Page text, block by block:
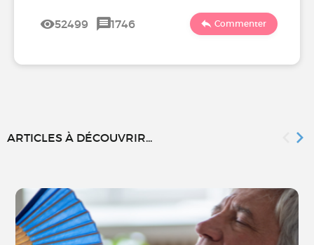
52499 1746 Commenter
ARTICLES À DÉCOUVRIR...